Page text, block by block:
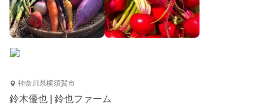
神奈川県横須賀市
鈴木優也 | 鈴也ファーム